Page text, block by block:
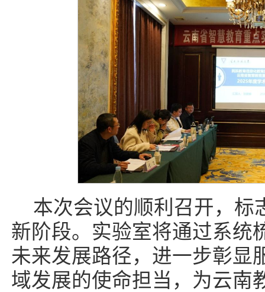
本次会议的顺利召开，标
新阶段。实验室将通过系统
未来发展路径，进一步彰显
域发展的使命担当，为云南